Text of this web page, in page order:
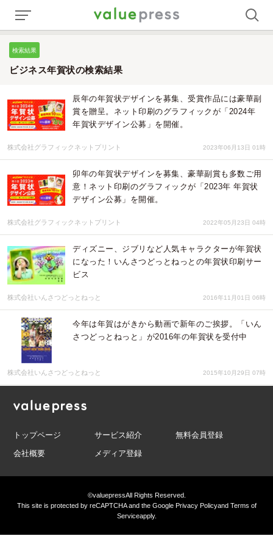
検索結果
ビジネス年賀状の検索結果
辰年の年賀状デザインを募集、受賞作品には豪華副
賞を贈呈。ネット印刷のグラフィックが「2024年
年賀状デザイン公募」を開催。
株式会社グラフィックネットプリント 2023年06月13日 01時
卯年の年賀状デザインを募集、豪華副賞も多数ご用
意！ネット印刷のグラフィックが「2023年 年賀状
デザイン公募」を開催。
株式会社グラフィックネットプリント 2022年05月23日 04時
ディズニー、ジブリなど人気キャラクターが年賀状
になった！いんさつどっとねっとの年賀状印刷サー
ビス
株式会社いんさつどっとねっと 2016年11月01日 06時
今年は年賀はがきから動画で新年のご挨拶。「いん
さつどっとねっと」が2016年の年賀状を受付中
株式会社いんさつどっとねっと 2015年10月29日 07時
トップページ サービス紹介
無料会員登録
会社概要
メディア登録
©valuepressAll Rights Reserved.
This site is protected by reCAPTCHA and the GooglePrivacy PolicyandTerms of
Serviceapply.